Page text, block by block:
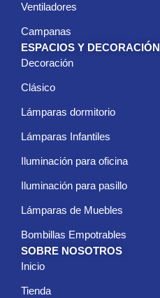
Ventiladores
Campanas
ESPACIOS Y DECORACIÓN
Decoración
Clásico
Lámparas dormitorio
Lámparas Infantiles
Iluminación para oficina
Iluminación para pasillo
Lámparas de Muebles
Bombillas Empotrables
SOBRE NOSOTROS
Inicio
Tienda